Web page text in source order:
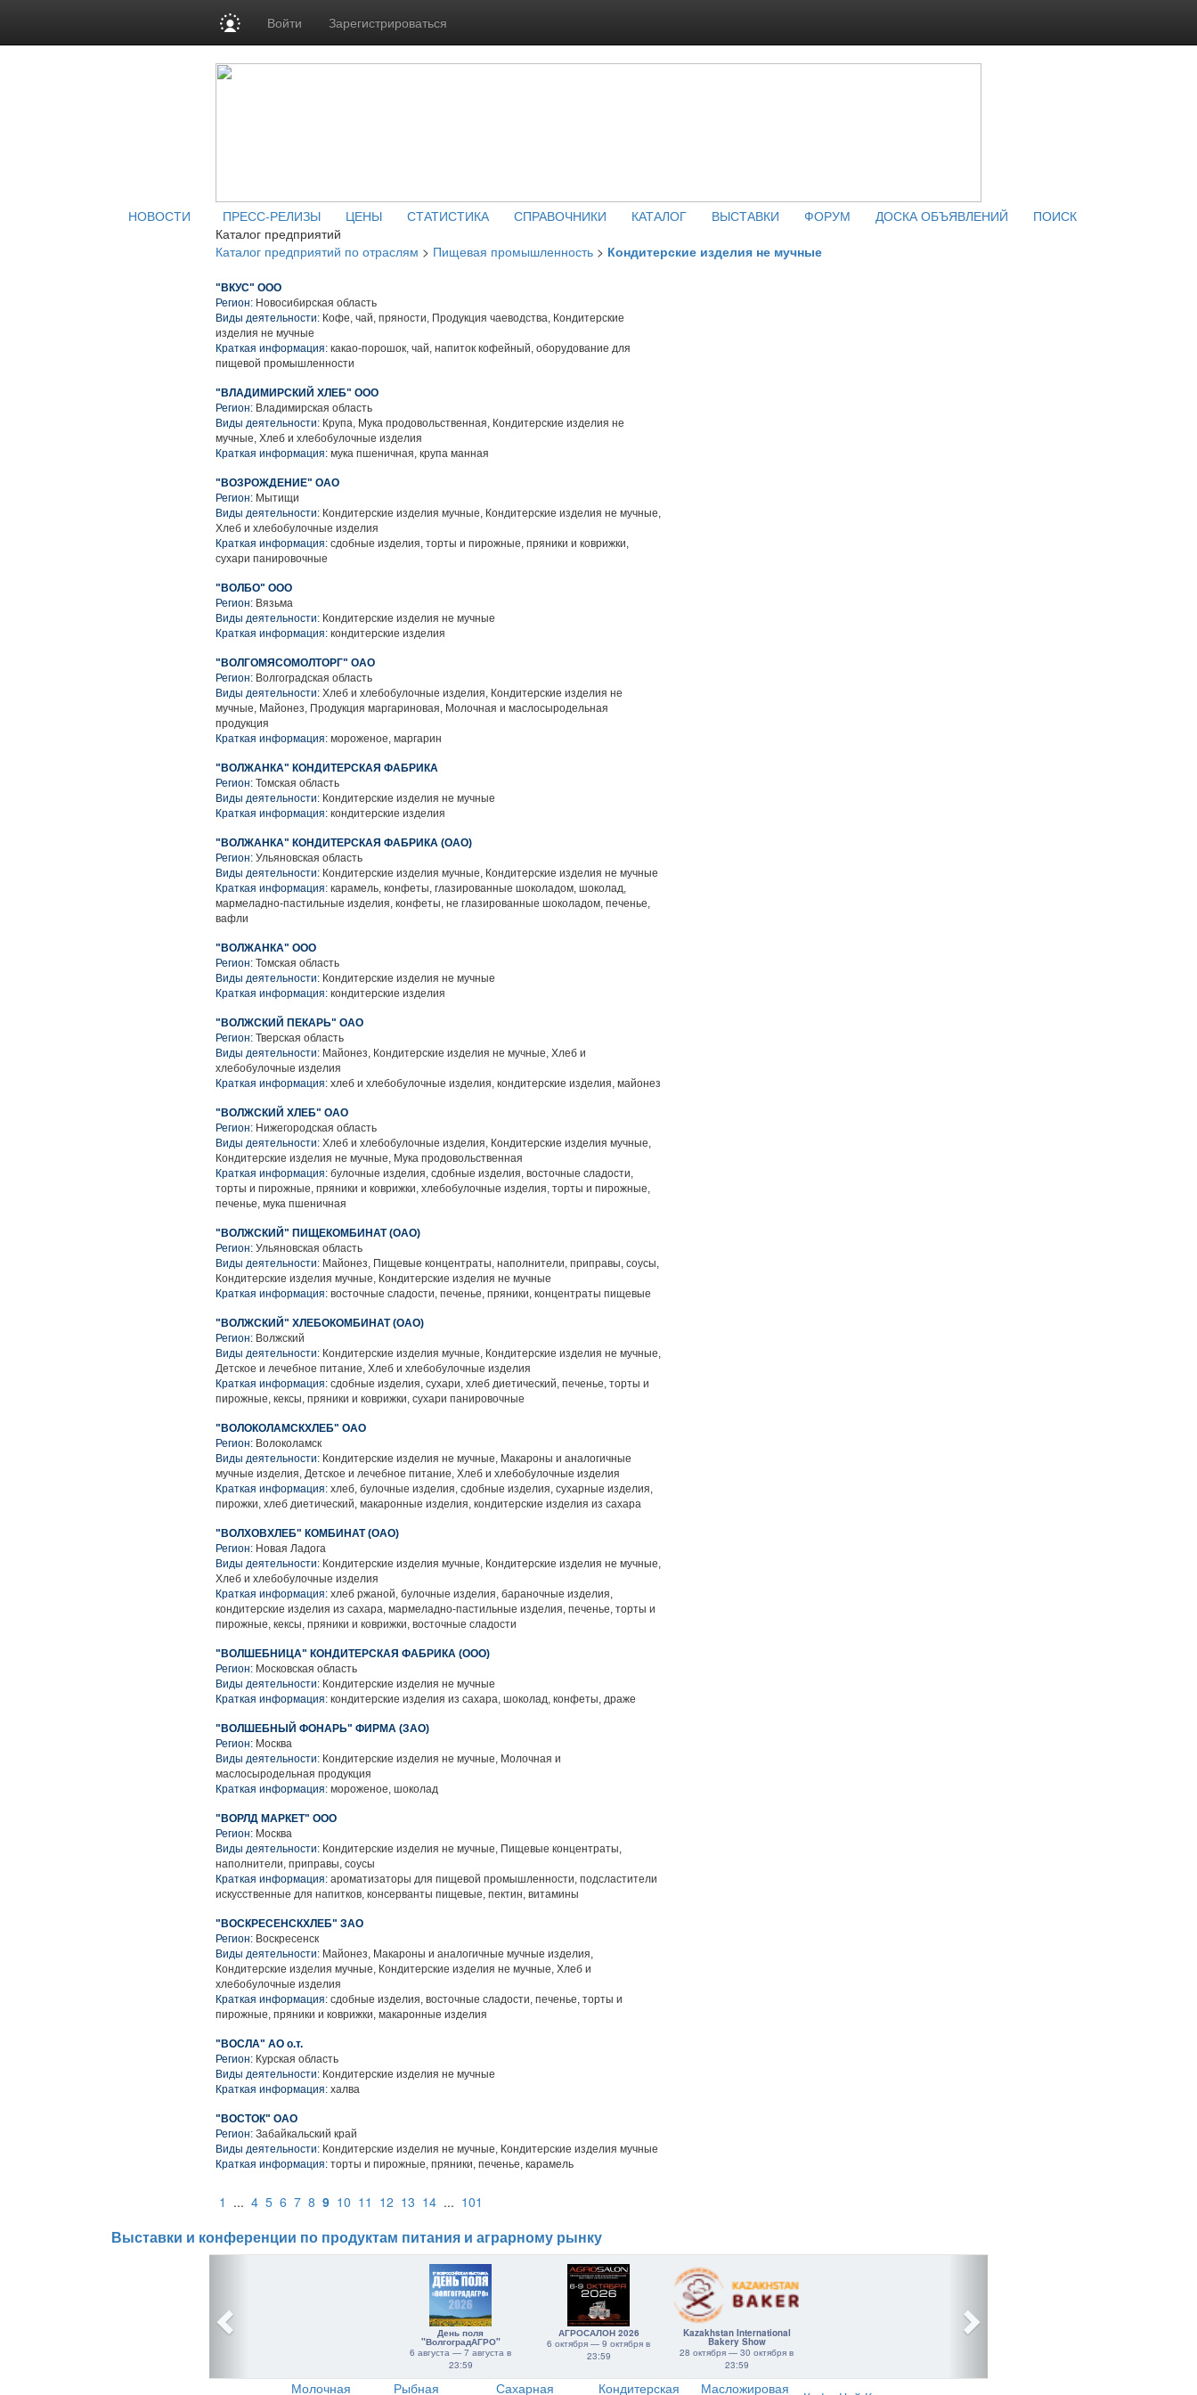
Войти Зарегистрироваться
НОВОСТИ ПРЕСС-РЕЛИЗЫ ЦЕНЫ СТАТИСТИКА СПРАВОЧНИКИ КАТАЛОГ ВЫСТАВКИ ФОРУМ ДОСКА ОБЪЯВЛЕНИЙ
ПОИСК
Каталог предприятий
Каталог предприятий по отраслям > Пищевая промышленность > Кондитерские изделия не мучные
"ВКУС" ООО
Регион: Новосибирская область
Виды деятельности: Кофе, чай, пряности, Продукция чаеводства, Кондитерские
изделия не мучные
Краткая информация: какао-порошок, чай, напиток кофейный, оборудование для
пищевой промышленности
"ВЛАДИМИРСКИЙ ХЛЕБ" ООО
Регион: Владимирская область
Виды деятельности: Крупа, Мука продовольственная, Кондитерские изделия не
мучные, Хлеб и хлебобулочные изделия
Краткая информация: мука пшеничная, крупа манная
"ВОЗРОЖДЕНИЕ" ОАО
Регион: Мытищи
Виды деятельности: Кондитерские изделия мучные, Кондитерские изделия не мучные,
Хлеб и хлебобулочные изделия
Краткая информация: сдобные изделия, торты и пирожные, пряники и коврижки,
сухари панировочные
"ВОЛБО" ООО
Регион: Вязьма
Виды деятельности: Кондитерские изделия не мучные
Краткая информация: кондитерские изделия
"ВОЛГОМЯСОМОЛТОРГ" ОАО
Регион: Волгоградская область
Виды деятельности: Хлеб и хлебобулочные изделия, Кондитерские изделия не
мучные, Майонез, Продукция маргариновая, Молочная и маслосыродельная
продукция
Краткая информация: мороженое, маргарин
"ВОЛЖАНКА" КОНДИТЕРСКАЯ ФАБРИКА
Регион: Томская область
Виды деятельности: Кондитерские изделия не мучные
Краткая информация: кондитерские изделия
"ВОЛЖАНКА" КОНДИТЕРСКАЯ ФАБРИКА (ОАО)
Регион: Ульяновская область
Виды деятельности: Кондитерские изделия мучные, Кондитерские изделия не мучные
Краткая информация: карамель, конфеты, глазированные шоколадом, шоколад,
мармеладно-пастильные изделия, конфеты, не глазированные шоколадом, печенье,
вафли
"ВОЛЖАНКА" ООО
Регион: Томская область
Виды деятельности: Кондитерские изделия не мучные
Краткая информация: кондитерские изделия
"ВОЛЖСКИЙ ПЕКАРЬ" ОАО
Регион: Тверская область
Виды деятельности: Майонез, Кондитерские изделия не мучные, Хлеб и
хлебобулочные изделия
Краткая информация: хлеб и хлебобулочные изделия, кондитерские изделия, майонез
"ВОЛЖСКИЙ ХЛЕБ" ОАО
Регион: Нижегородская область
Виды деятельности: Хлеб и хлебобулочные изделия, Кондитерские изделия мучные,
Кондитерские изделия не мучные, Мука продовольственная
Краткая информация: булочные изделия, сдобные изделия, восточные сладости,
торты и пирожные, пряники и коврижки, хлебобулочные изделия, торты и пирожные,
печенье, мука пшеничная
"ВОЛЖСКИЙ" ПИЩЕКОМБИНАТ (ОАО)
Регион: Ульяновская область
Виды деятельности: Майонез, Пищевые концентраты, наполнители, приправы, соусы,
Кондитерские изделия мучные, Кондитерские изделия не мучные
Краткая информация: восточные сладости, печенье, пряники, концентраты пищевые
"ВОЛЖСКИЙ" ХЛЕБОКОМБИНАТ (ОАО)
Регион: Волжский
Виды деятельности: Кондитерские изделия мучные, Кондитерские изделия не мучные,
Детское и лечебное питание, Хлеб и хлебобулочные изделия
Краткая информация: сдобные изделия, сухари, хлеб диетический, печенье, торты и
пирожные, кексы, пряники и коврижки, сухари панировочные
"ВОЛОКОЛАМСКХЛЕБ" ОАО
Регион: Волоколамск
Виды деятельности: Кондитерские изделия не мучные, Макароны и аналогичные
мучные изделия, Детское и лечебное питание, Хлеб и хлебобулочные изделия
Краткая информация: хлеб, булочные изделия, сдобные изделия, сухарные изделия,
пирожки, хлеб диетический, макаронные изделия, кондитерские изделия из сахара
"ВОЛХОВХЛЕБ" КОМБИНАТ (ОАО)
Регион: Новая Ладога
Виды деятельности: Кондитерские изделия мучные, Кондитерские изделия не мучные,
Хлеб и хлебобулочные изделия
Краткая информация: хлеб ржаной, булочные изделия, бараночные изделия,
кондитерские изделия из сахара, мармеладно-пастильные изделия, печенье, торты и
пирожные, кексы, пряники и коврижки, восточные сладости
"ВОЛШЕБНИЦА" КОНДИТЕРСКАЯ ФАБРИКА (ООО)
Регион: Московская область
Виды деятельности: Кондитерские изделия не мучные
Краткая информация: кондитерские изделия из сахара, шоколад, конфеты, драже
"ВОЛШЕБНЫЙ ФОНАРЬ" ФИРМА (ЗАО)
Регион: Москва
Виды деятельности: Кондитерские изделия не мучные, Молочная и
маслосыродельная продукция
Краткая информация: мороженое, шоколад
"ВОРЛД МАРКЕТ" ООО
Регион: Москва
Виды деятельности: Кондитерские изделия не мучные, Пищевые концентраты,
наполнители, приправы, соусы
Краткая информация: ароматизаторы для пищевой промышленности, подсластители
искусственные для напитков, консерванты пищевые, пектин, витамины
"ВОСКРЕСЕНСКХЛЕБ" ЗАО
Регион: Воскресенск
Виды деятельности: Майонез, Макароны и аналогичные мучные изделия,
Кондитерские изделия мучные, Кондитерские изделия не мучные, Хлеб и
хлебобулочные изделия
Краткая информация: сдобные изделия, восточные сладости, печенье, торты и
пирожные, пряники и коврижки, макаронные изделия
"ВОСЛА" АО о.т.
Регион: Курская область
Виды деятельности: Кондитерские изделия не мучные
Краткая информация: халва
"ВОСТОК" ОАО
Регион: Забайкальский край
Виды деятельности: Кондитерские изделия не мучные, Кондитерские изделия мучные
Краткая информация: торты и пирожные, пряники, печенье, карамель
1 ... 4 5 6 7 8 9 10 11 12 13 14 ... 101
Выставки и конференции по продуктам питания и аграрному рынку
День поля
"ВолгоградАГРО"
6 августа — 7 августа в
23:59
АГРОСАЛОН 2026
6 октября — 9 октября в
23:59
Kazakhstan International
Bakery Show
28 октября — 30 октября в
23:59
Молочная Рыбная Сахарная Кондитерская Масложировая